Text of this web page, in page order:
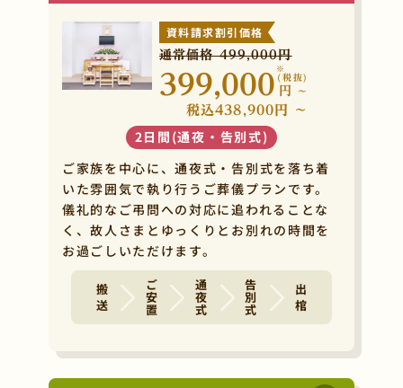
資料請求割引価格
通常価格 499,000円
399,000
※
円
(税抜)
~
税込438,900円 ~
2日間(通夜・告別式)
ご家族を中心に、通夜式・告別式を落ち着
いた雰囲気で執り行うご葬儀プランです。
儀礼的なご弔問への対応に追われることな
く、故人さまとゆっくりとお別れの時間を
お過ごしいただけます。
搬 送 ご安置 通夜式 告別式 出 棺